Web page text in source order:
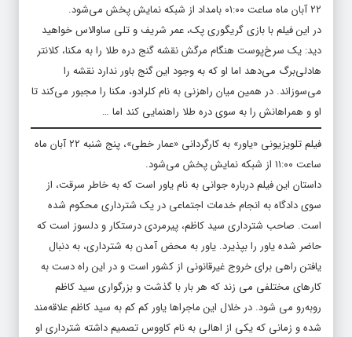
۲۲ آبان ماه ساعت ۰۱:۰۰ بامداد از شبکه نمایش پخش می‌شود.
در این فیلم با بازی گریگوری پک، عمر شریف و تلی ساوالاس خواهید
دید: یک سرخ‌پوست هنگام مرگش نقشه گنج دره طلا را به مکنا، کلانتر
هادلی‌برگ می‌دهد اما او که به وجود این گنج باور ندارد نقشه را
می‌سوزاند. در همین میان راهزنی به نام کلرادو، مکنا را مجبور می‌کند تا
او و همراهانش را به سوی دره طلا راهنمایی کند اما …
فیلم تلویزیونی «یاور» به کارگردانی «عمار خطی»، پنج شنبه ۲۲ آبان ماه
ساعت ۱۱:۰۰ از شبکه نمایش پخش می‌شود.
داستان این فیلم درباره جوانی به نام یاور است که به خاطر سرقت، از
سوی دادگاه به انجام خدمات اجتماعی در یک شترداری محکوم شده
است. صاحب شترداری سید کاظم، پیرمردی درستکار و دلسوز است که
حاضر شده یاور را بپذیرد. یاور به محض آمدن به شترداری، به دنبال
یافتن راهی برای خروج غیرقانونی از کشور است و در این راه دست به
کارهای مختلفی می زند که هر بار با گذشت و بزرگواری سید کاظم
روبه‌رو می شود. در خلال این ماجراها یاور کم کم به سید کاظم علاقه‌مند
شده و زمانی که یکی از اهالی به نام کاووس تصمیم داشته شترداری او